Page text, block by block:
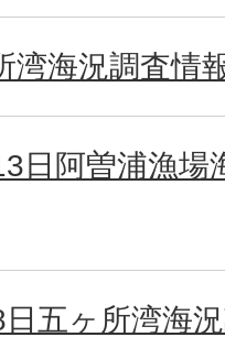
湾海況調査情
日阿曽浦漁場
五ヶ所湾海